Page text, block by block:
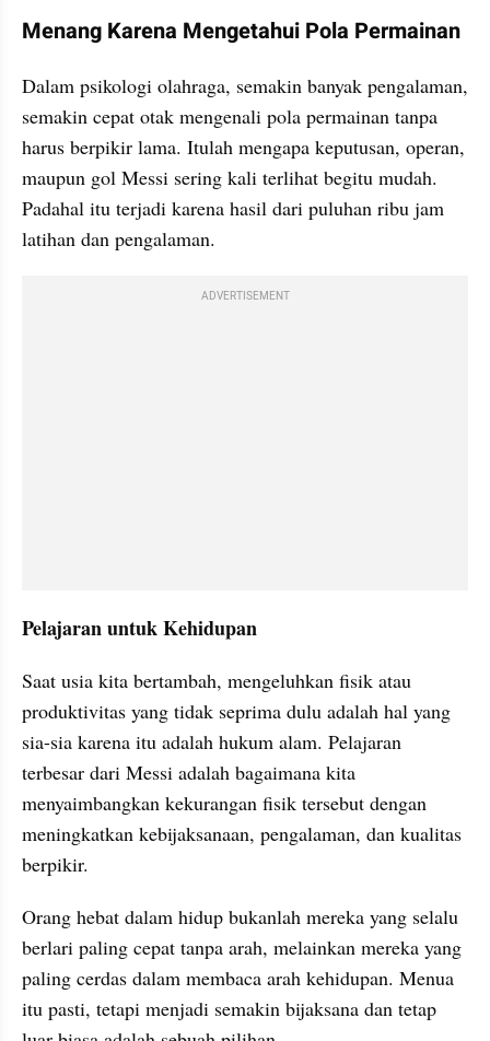
Menang Karena Mengetahui Pola Permainan
Dalam psikologi olahraga, semakin banyak pengalaman,
semakin cepat otak mengenali pola permainan tanpa
harus berpikir lama. Itulah mengapa keputusan, operan,
maupun gol Messi sering kali terlihat begitu mudah.
Padahal itu terjadi karena hasil dari puluhan ribu jam
latihan dan pengalaman.
ADVERTISEMENT
Pelajaran untuk Kehidupan
Saat usia kita bertambah, mengeluhkan fisik atau
produktivitas yang tidak seprima dulu adalah hal yang
sia-sia karena itu adalah hukum alam. Pelajaran
terbesar dari Messi adalah bagaimana kita
menyaimbangkan kekurangan fisik tersebut dengan
meningkatkan kebijaksanaan, pengalaman, dan kualitas
berpikir.
Orang hebat dalam hidup bukanlah mereka yang selalu
berlari paling cepat tanpa arah, melainkan mereka yang
paling cerdas dalam membaca arah kehidupan. Menua
itu pasti, tetapi menjadi semakin bijaksana dan tetap